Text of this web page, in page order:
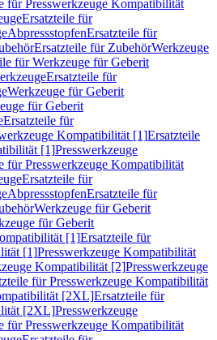
für Presswerkzeuge Kompatibilität
Ersatzteile für
AbpressstopfenErsatzteile für
Ersatzteile für ZubehörWerkzeuge
für Werkzeuge für Geberit
Ersatzteile für
Werkzeuge für Geberit
für Geberit
Ersatzteile für
Kompatibilität [1]Ersatzteile
[1]Presswerkzeuge
für Presswerkzeuge Kompatibilität
Ersatzteile für
AbpressstopfenErsatzteile für
Werkzeuge für Geberit
für Geberit
[1]Ersatzteile für
[1]Presswerkzeuge Kompatibilität
Kompatibilität [2]Presswerkzeuge
für Presswerkzeuge Kompatibilität
[2XL]Ersatzteile für
[2XL]Presswerkzeuge
für Presswerkzeuge Kompatibilität